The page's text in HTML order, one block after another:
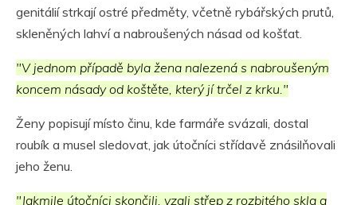
genitálií strkají ostré předměty, včetně rybářských prutů,
skleněných lahví a nabroušených násad od košťat.
"V jednom případě byla žena nalezená s nabroušeným
koncem násady od koštěte, který jí trčel z krku."
Ženy popisují místo činu, kde farmáře svázali, dostal
roubík a musel sledovat, jak útočníci střídavě znásilňovali
jeho ženu.
"Jakmile útočníci skončili, vzali střep z rozbitého skla a